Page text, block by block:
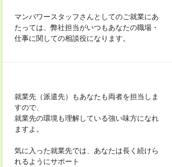
マンパワースタッフさんとしてのご就業にあ
たっては、弊社担当がいつもあなたの職場・
仕事に関しての相談役になります。
就業先（派遣先）もあなたも両者を担当しま
すので、
就業先の環境も理解している強い味方になれ
ますよ。
気に入った就業先では、あなたは長く続けら
れるようにサポート